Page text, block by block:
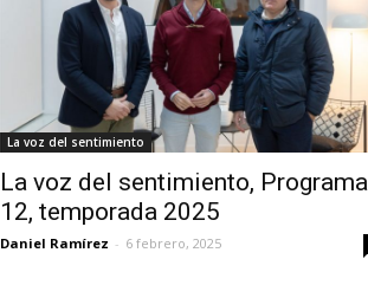
La voz del sentimiento
La voz del sentimiento, Programa
12, temporada 2025
Daniel Ramírez - 6 febrero, 2025